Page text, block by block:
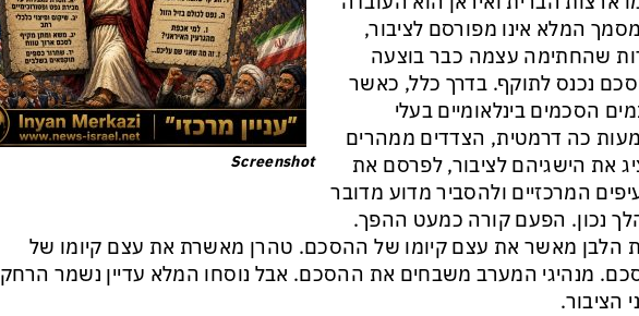
Screenshot
המלא אינו מפורסם לציבור,
שהחתימה עצמה כבר בוצעה
נכנס לתוקף. בדרך כלל, כאשר
הסכמים בינלאומיים בעלי
כה דרמטית, הצדדים ממהרים
את הישגיהם לציבור, לפרסם את
המרכזיים ולהסביר מדוע מדובר
נכון. הפעם קורה כמעט ההפך.
הלבן מאשר את עצם קיומו של ההסכם. טהרן מאשרת את עצם קיומו של
מנהיגי המערב משבחים את ההסכם. אבל נוסחו המלא עדיין נשמר הרחק
הציבור.